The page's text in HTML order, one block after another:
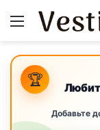
Menu
🏆
Добавьте